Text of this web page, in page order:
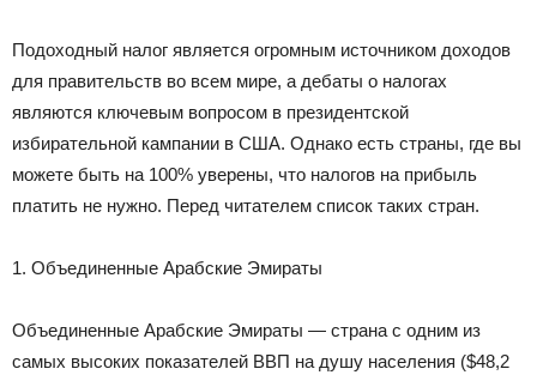
Подоходный налог является огромным источником доходов
для правительств во всем мире, а дебаты о налогах
являются ключевым вопросом в президентской
избирательной кампании в США. Однако есть страны, где вы
можете быть на 100% уверены, что налогов на прибыль
платить не нужно. Перед читателем список таких стран.
1. Объединенные Арабские Эмираты
Объединенные Арабские Эмираты — страна с одним из
самых высоких показателей ВВП на душу населения ($48,2